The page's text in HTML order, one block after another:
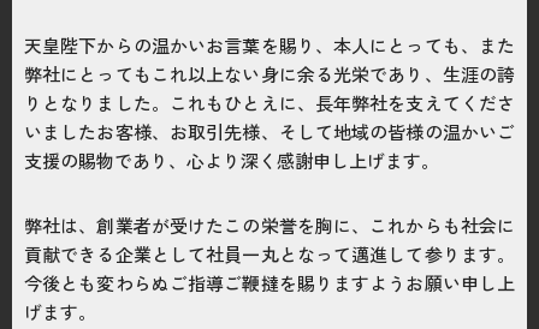
天皇陛下からの温かいお言葉を賜り、本人にとっても、また
弊社にとってもこれ以上ない身に余る光栄であり、生涯の誇
りとなりました。これもひとえに、長年弊社を支えてくださ
いましたお客様、お取引先様、そして地域の皆様の温かいご
支援の賜物であり、心より深く感謝申し上げます。
弊社は、創業者が受けたこの栄誉を胸に、これからも社会に
貢献できる企業として社員一丸となって邁進して参ります。
今後とも変わらぬご指導ご鞭撻を賜りますようお願い申し上
げます。
phone_enabled 電話をかける